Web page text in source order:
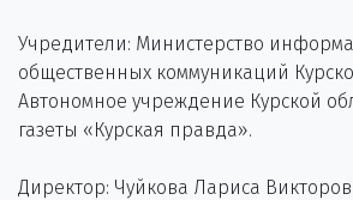
Учредители: Министерство
общественных коммуникаций
Автономное учреждение Курской
газеты «Курская правда».
Директор: Чуйкова Лариса